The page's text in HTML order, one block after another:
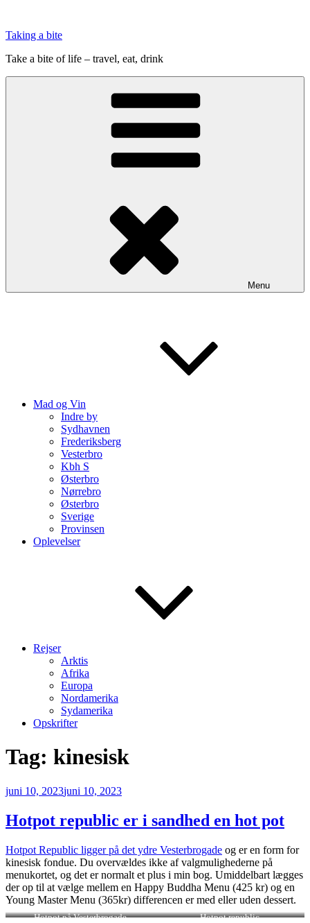
indhold
Taking a bite
Take a bite of life – travel, eat, drink
Menu
Mad og Vin
Indre by
Sydhavnen
Frederiksberg
Vesterbro
Kbh S
Østerbro
Nørrebro
Østerbro
Sverige
Provinsen
Oplevelser
Rejser
Arktis
Afrika
Europa
Nordamerika
Sydamerika
Opskrifter
Tag: kinesisk
Udgivet
juni 10, 2023juni 10, 2023
Hotpot republic er i sandhed en hot pot
Hotpot Republic ligger på det ydre Vesterbrogade og er en form for
kinesisk fondue. Du overvældes ikke af valgmulighederne på
menukortet, og det er normalt et plus i min bog. Umiddelbart lægges
der op til at vælge mellem en Happy Buddha Menu (425 kr) og en
Young Master Menu (365kr) differencen er med eller uden dessert.
Hotpot på Vesterbrogade Hotpot republic